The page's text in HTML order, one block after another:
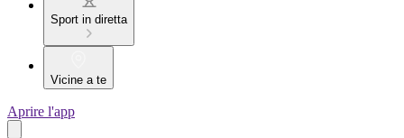
Sport in diretta
Vicine a te
Aprire l'app